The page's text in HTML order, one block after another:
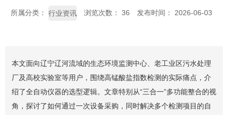
所属分类： 行业资讯 浏览次数： 36 发布时间： 2026-06-03
本文面向辽宁辽河流域的生态环境监测中心、老工业区污水处理
厂及高校实验室等用户，围绕高锰酸盐指数检测的实际痛点，介
绍了全自动仪器的选型逻辑。文章特别从“三合一”多功能整合的视
角，探讨了如何通过一次设备采购，同时解决多个检测项目的自